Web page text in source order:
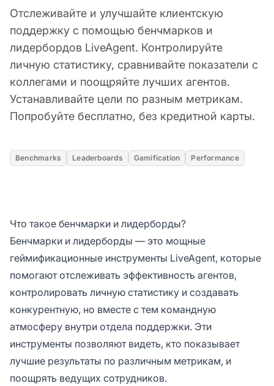
Отслеживайте и улучшайте клиентскую
поддержку с помощью бенчмарков и
лидербордов LiveAgent. Контролируйте
личную статистику, сравнивайте показатели с
коллегами и поощряйте лучших агентов.
Устанавливайте цели по разным метрикам.
Попробуйте бесплатно, без кредитной карты.
Benchmarks Leaderboards Gamification Performance
Что такое бенчмарки и лидерборды?
Бенчмарки и лидерборды — это мощные
геймификационные инструменты LiveAgent, которые
помогают отслеживать эффективность агентов,
контролировать личную статистику и создавать
конкурентную, но вместе с тем командную
атмосферу внутри отдела поддержки. Эти
инструменты позволяют видеть, кто показывает
лучшие результаты по различным метрикам, и
поощрять ведущих сотрудников.